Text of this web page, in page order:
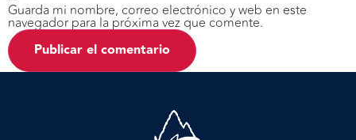
Guarda mi nombre, correo electrónico y web en este
navegador para la próxima vez que comente.